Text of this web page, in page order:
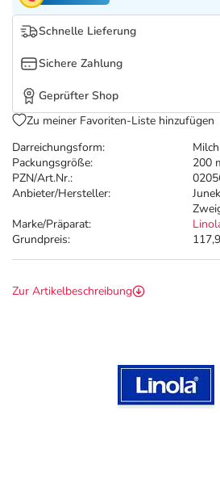
Vitamine & Mineralstoffe
Marken
Darreichungsform:
Milch
Packungsgröße:
200
PZN/Art.Nr.:
Anbieter/Hersteller:
Marke/Präparat:
Grundpreis:
Schnelle Lieferung
Sichere Zahlung
Geprüfter Shop
Zu meiner Favoriten-Liste hinzufügen
Zur Artikelbeschreibung